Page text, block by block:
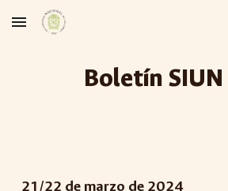
Skip to main content
Boletín
21/22 de marzo de 2024